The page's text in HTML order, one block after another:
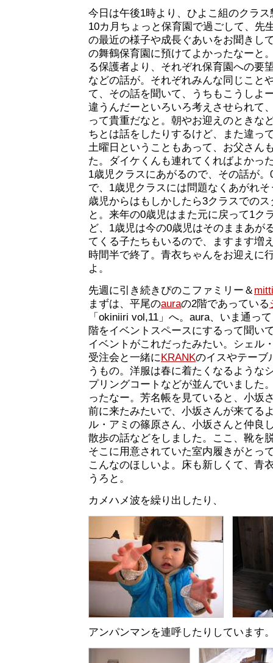
今日は午後1時より、ひよこ組のクラ
10カ月ちょっと保育園で過ごして、先
の最近の様子や成長ぐあいをお聞きし
の舞鶴保育園に預けてよかったなーと
る保護者より、それぞれ保育園への要
などの話が。それぞれみんな同じこと
て、その話を聞いて、うちもこうしよ
違うんだーといろいろ考えさせられて
って貴重だなと。朝やお迎えのときな
ちとは話をしたりするけど、また違っ
土曜日ということもあって、お父さん
た。ダイケくんも連れてくればよかっ
1歳児クラスにあがるので、その話が
で、1歳児クラスには問題なくあがれ
歳児からはもしかしたら3クラスでの
と。来年の0歳児はまた元に戻って1ク
ど、1歳児は今の0歳児はそのままあが
てくる子たちもいるので、ますます増
時間半で終了。青衣ちゃんをお迎えに
よ。
先週に引き続きぴのこファミリー＆ mitti
まずは、平尾のauraの2階であっている
「okiniiri vol,11」へ。aura、いま通っ
階をイベントスペースにするって聞い
イベントがこれだったみたい。シェル
受注会と一緒に KRANKのイスやテーブ
うもの。洋服は春に着たくなるような
プリングコートなどが並んでいました
ったなー。芳名帳を見ていると、小坂
前に来たみたいで、小坂さんが来てる
ル・アミの篠原さん、小坂さんと仲良
散歩の話などをしました。ここ、靴を
そこに用意されていた室内履きがとっ
こんなのほしいよ。床も新しくて、青
うろと。
カメハメ波を繰り出したり、
アンパンマンを連呼したりしています